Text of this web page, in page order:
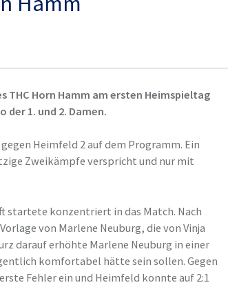
THC Horn Hamm am ersten Heimspieltag
der 1. und 2. Damen.
Heimfeld 2 auf dem Programm. Ein
Zweikämpfe verspricht und nur mit
startete konzentriert in das Match. Nach
von Marlene Neuburg, die von Vinja
darauf erhöhte Marlene Neuburg in einer
komfortabel hätte sein sollen. Gegen
Fehler ein und Heimfeld konnte auf 2:1